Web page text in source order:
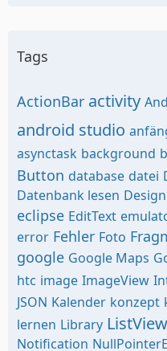
Tags
ActionBar activity
android studio
asynctask background
Button database datei
Datenbank lesen Design
eclipse EditText
error Fehler Foto
google Google Maps
htc image ImageView
JSON Kalender konzept
lernen Library ListView
Notification